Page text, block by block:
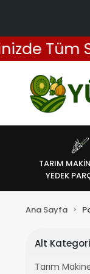
Tüm
TARIM
YEDEK
Ana Sayfa
Alt
Tarım